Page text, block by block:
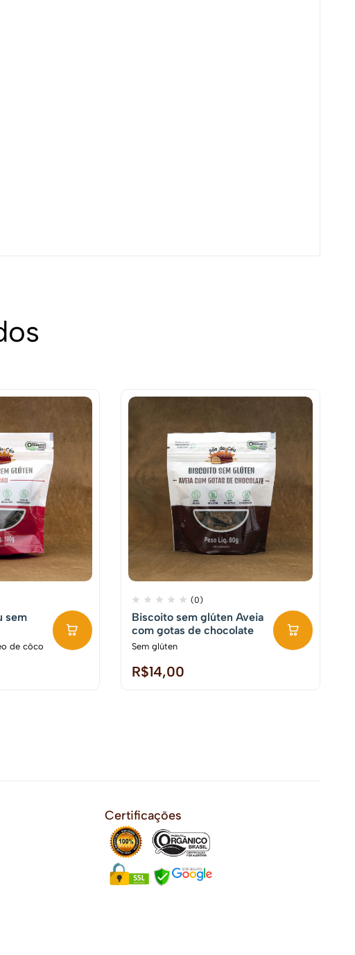
sem
de côco
(0)
Biscoito sem glúten Aveia
com gotas de chocolate
Sem glúten
R$14,00
Certificações